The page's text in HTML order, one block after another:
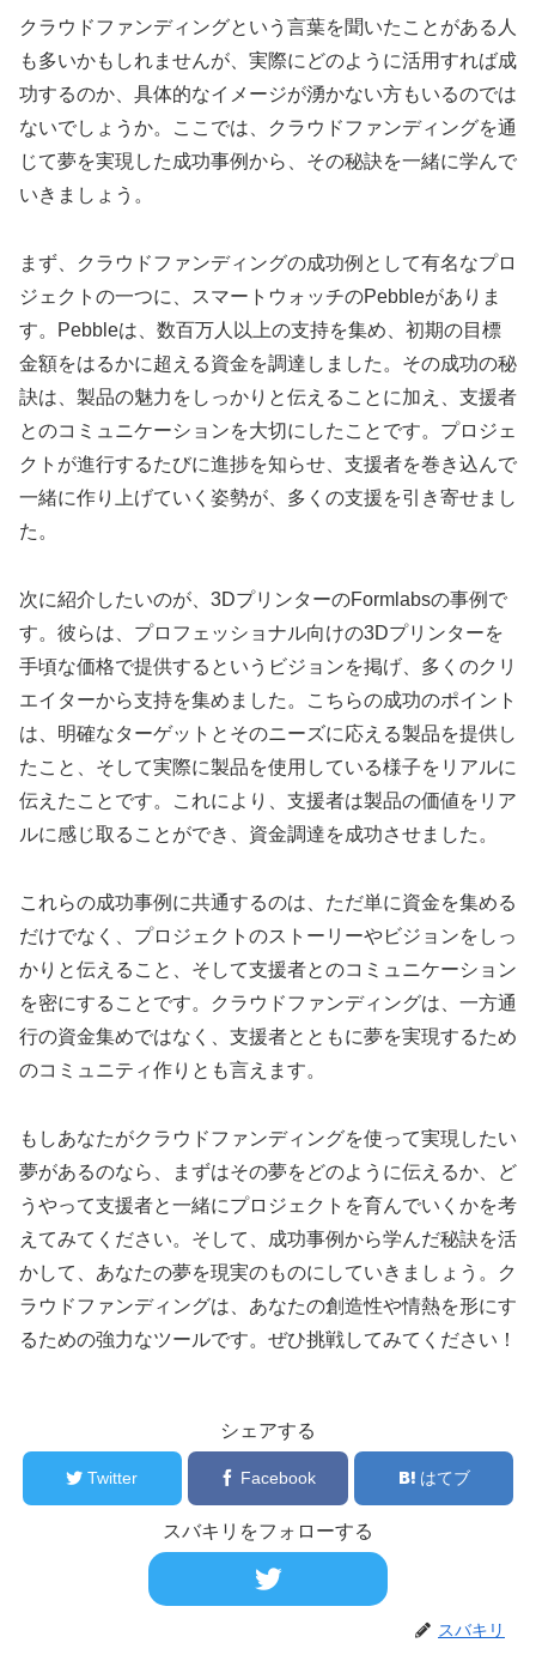
クラウドファンディングという言葉を聞いたことがある人
も多いかもしれませんが、実際にどのように活用すれば成
功するのか、具体的なイメージが湧かない方もいるのでは
ないでしょうか。ここでは、クラウドファンディングを通
じて夢を実現した成功事例から、その秘訣を一緒に学んで
いきましょう。
まず、クラウドファンディングの成功例として有名なプロ
ジェクトの一つに、スマートウォッチのPebbleがありま
す。Pebbleは、数百万人以上の支持を集め、初期の目標
金額をはるかに超える資金を調達しました。その成功の秘
訣は、製品の魅力をしっかりと伝えることに加え、支援者
とのコミュニケーションを大切にしたことです。プロジェ
クトが進行するたびに進捗を知らせ、支援者を巻き込んで
一緒に作り上げていく姿勢が、多くの支援を引き寄せまし
た。
次に紹介したいのが、3DプリンターのFormlabsの事例で
す。彼らは、プロフェッショナル向けの3Dプリンターを
手頃な価格で提供するというビジョンを掲げ、多くのクリ
エイターから支持を集めました。こちらの成功のポイント
は、明確なターゲットとそのニーズに応える製品を提供し
たこと、そして実際に製品を使用している様子をリアルに
伝えたことです。これにより、支援者は製品の価値をリア
ルに感じ取ることができ、資金調達を成功させました。
これらの成功事例に共通するのは、ただ単に資金を集める
だけでなく、プロジェクトのストーリーやビジョンをしっ
かりと伝えること、そして支援者とのコミュニケーション
を密にすることです。クラウドファンディングは、一方通
行の資金集めではなく、支援者とともに夢を実現するため
のコミュニティ作りとも言えます。
もしあなたがクラウドファンディングを使って実現したい
夢があるのなら、まずはその夢をどのように伝えるか、ど
うやって支援者と一緒にプロジェクトを育んでいくかを考
えてみてください。そして、成功事例から学んだ秘訣を活
かして、あなたの夢を現実のものにしていきましょう。ク
ラウドファンディングは、あなたの創造性や情熱を形にす
るための強力なツールです。ぜひ挑戦してみてください！
シェアする
Twitter Facebook はてブ
スバキリをフォローする
スバキリ